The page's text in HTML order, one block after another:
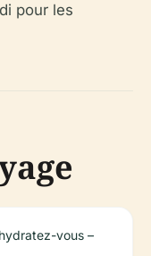
pour les
vous –